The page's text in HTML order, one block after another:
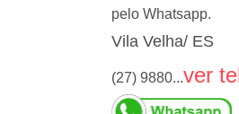
pelo Whatsapp.
Vila Velha/ ES
(27) 9880...ver